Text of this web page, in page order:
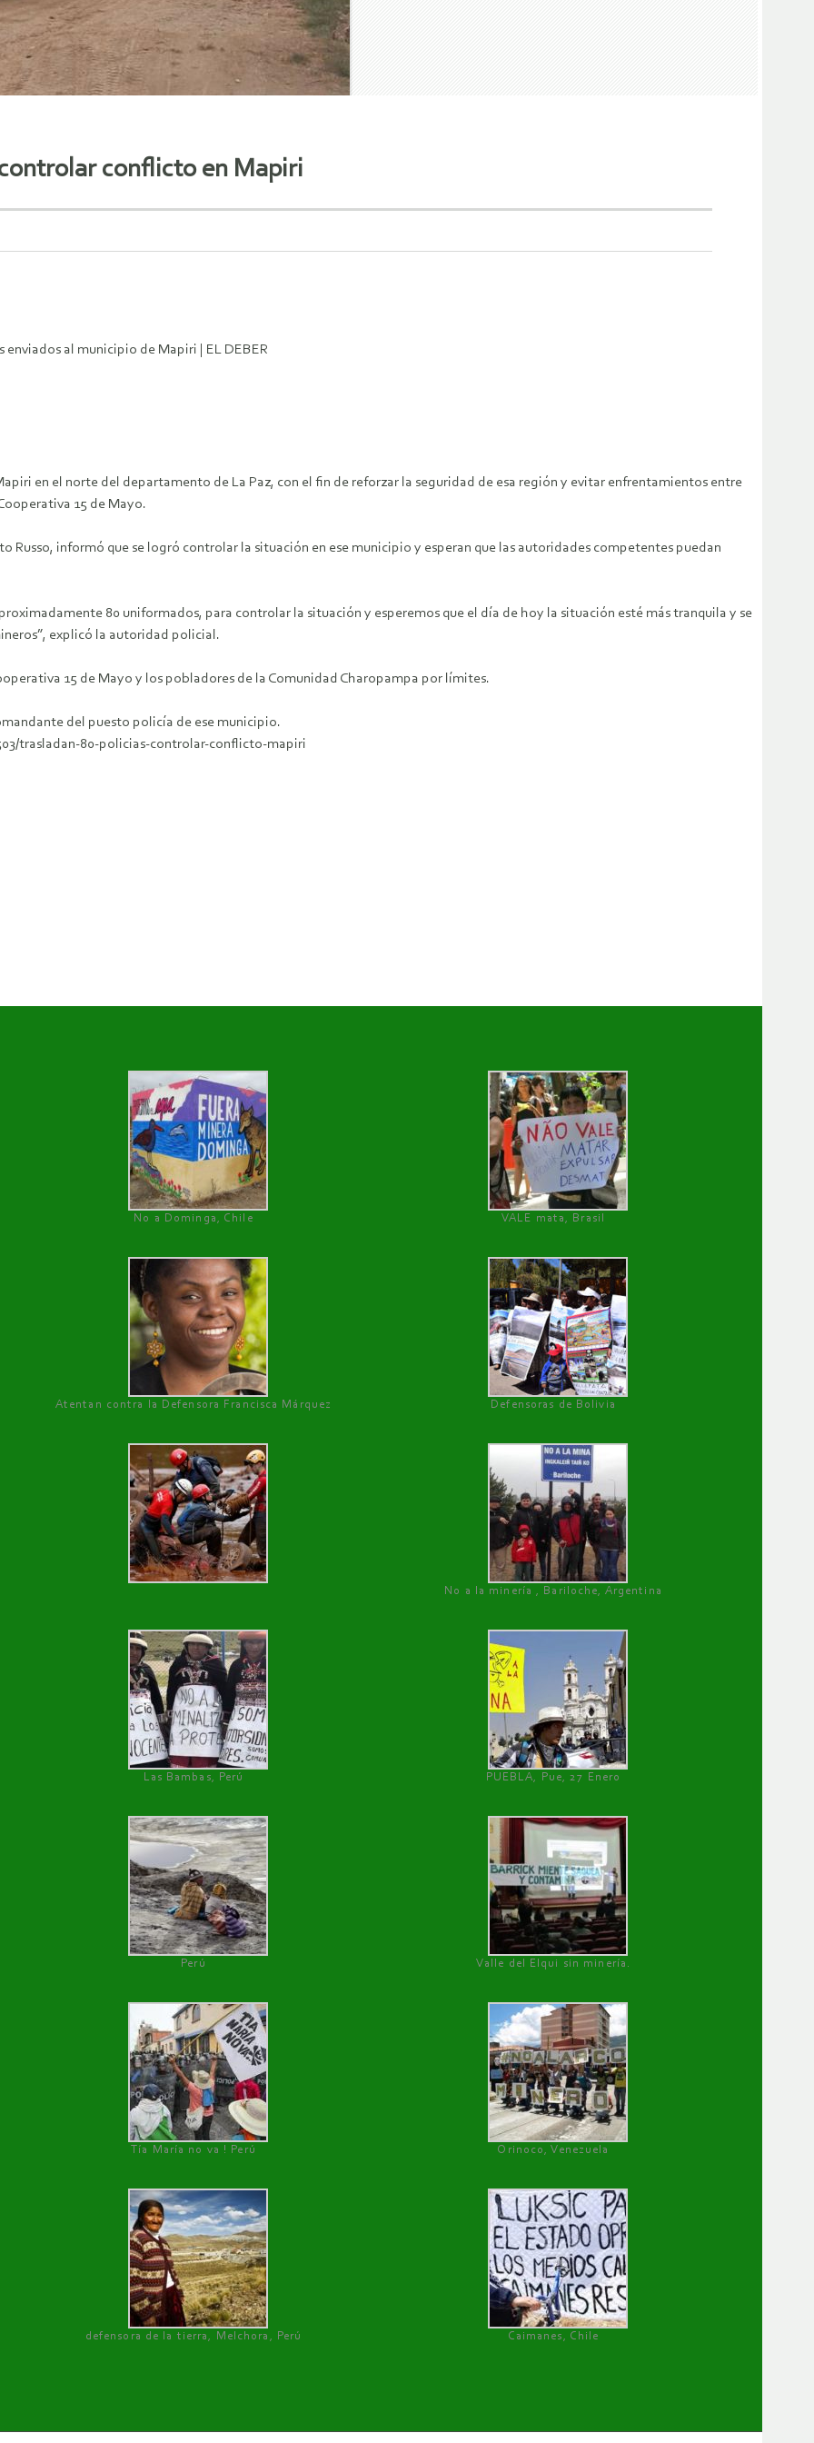
conflicto en Mapiri
enviados al municipio de Mapiri | EL DEBER
en el norte del departamento de La Paz, con el fin de reforzar la seguridad de esa región y evitar enfrentamientos entre
15 de Mayo.
Russo, informó que se logró controlar la situación en ese municipio y esperan que las autoridades competentes puedan
80 uniformados, para controlar la situación y esperemos que el día de hoy la situación esté más tranquila y se
explicó la autoridad policial.
15 de Mayo y los pobladores de la Comunidad Charopampa por límites.
del puesto policía de ese municipio.
trasladan-80-policias-controlar-conflicto-mapiri
No a Dominga, Chile
VALE mata, Brasil
Atentan contra la Defensora Francisca Márquez Defensoras de Bolivia
No a la minería , Bariloche, Argentina
Las Bambas, Perú PUEBLA, Pue, 27 Enero
Perú Valle del Elqui sin minería.
Tía María no va ! Perú Orinoco, Venezuela
defensora de la tierra, Melchora, Perú Caimanes, Chile